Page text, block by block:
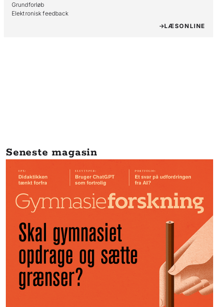
Grundforløb
Elektronisk feedback
LÆSONLINE
Seneste magasin